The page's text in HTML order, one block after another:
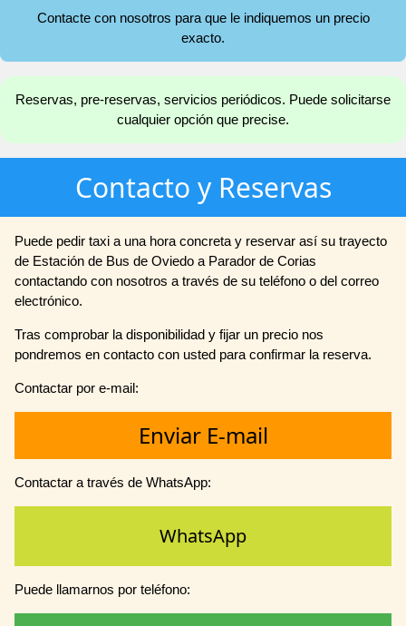
Contacte con nosotros para que le indiquemos un precio
exacto.
Reservas, pre-reservas, servicios periódicos. Puede solicitarse
cualquier opción que precise.
Contacto y Reservas
Puede pedir taxi a una hora concreta y reservar así su trayecto
de Estación de Bus de Oviedo a Parador de Corias
contactando con nosotros a través de su teléfono o del correo
electrónico.
Tras comprobar la disponibilidad y fijar un precio nos
pondremos en contacto con usted para confirmar la reserva.
Contactar por e-mail:
Enviar E-mail
Contactar a través de WhatsApp:
WhatsApp
Puede llamarnos por teléfono: